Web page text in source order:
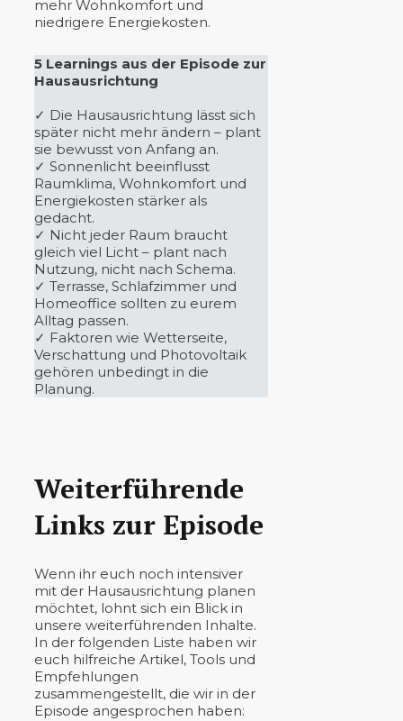
mehr Wohnkomfort und
niedrigere Energiekosten.
5 Learnings aus der Episode zur
Hausausrichtung
✓ Die Hausausrichtung lässt sich
später nicht mehr ändern – plant
sie bewusst von Anfang an.
✓ Sonnenlicht beeinflusst
Raumklima, Wohnkomfort und
Energiekosten stärker als
gedacht.
✓ Nicht jeder Raum braucht
gleich viel Licht – plant nach
Nutzung, nicht nach Schema.
✓ Terrasse, Schlafzimmer und
Homeoffice sollten zu eurem
Alltag passen.
✓ Faktoren wie Wetterseite,
Verschattung und Photovoltaik
gehören unbedingt in die
Planung.
Weiterführende
Links zur Episode
Wenn ihr euch noch intensiver
mit der Hausausrichtung planen
möchtet, lohnt sich ein Blick in
unsere weiterführenden Inhalte.
In der folgenden Liste haben wir
euch hilfreiche Artikel, Tools und
Empfehlungen
zusammengestellt, die wir in der
Episode angesprochen haben: